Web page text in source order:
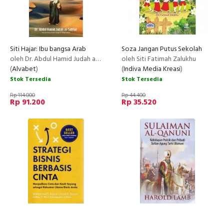
Siti Hajar: Ibu bangsa Arab
oleh Dr. Abdul Hamid Judah as-Sahhar
(Alvabet)
Stok Tersedia
Rp 114.000
Rp 91.200
Soza Jangan Putus Sekolah
oleh Siti Fatimah Zalukhu
(Indiva Media Kreasi)
Stok Tersedia
Rp 44.400
Rp 35.520